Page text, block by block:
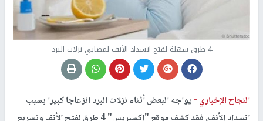
4 طرق سهلة لفتح انسداد الأنف لمصابي نزلات البرد
النجاح الإخباري -يواجه البعض أثناء نزلات البرد انزعاجا كبيرا بسبب